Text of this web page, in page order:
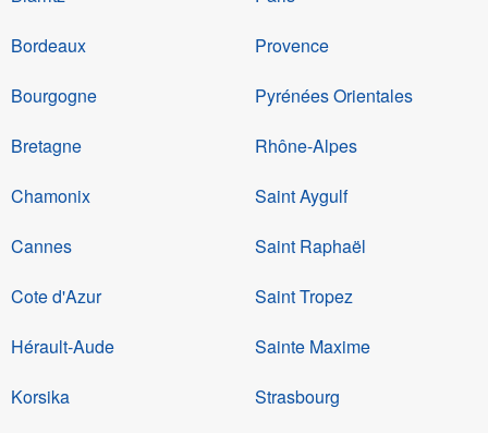
Bordeaux
Bourgogne
Bretagne
Chamonix
Cannes
Cote d'Azur
Hérault-Aude
Korsika
Provence
Pyrénées Orientales
Rhône-Alpes
Saint Aygulf
Saint Raphaël
Saint Tropez
Sainte Maxime
Strasbourg